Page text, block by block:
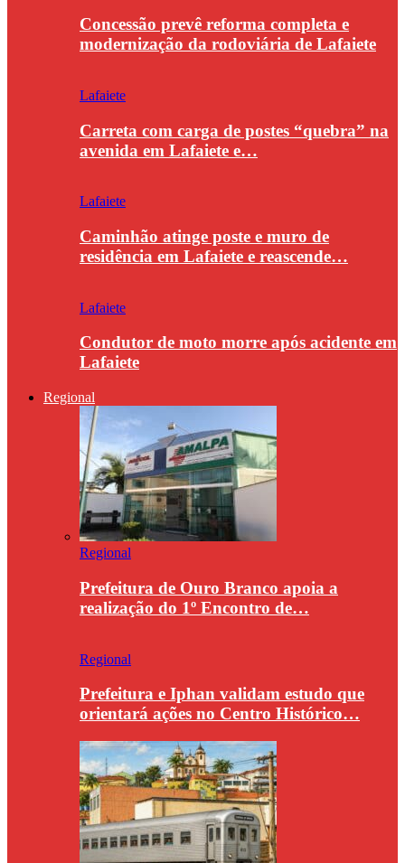
Concessão prevê reforma completa e
modernização da rodoviária de Lafaiete
Lafaiete
Carreta com carga de postes “quebra” na
avenida em Lafaiete e…
Lafaiete
Caminhão atinge poste e muro de
residência em Lafaiete e reascende…
Lafaiete
Condutor de moto morre após acidente em
Lafaiete
Regional
Regional
Prefeitura de Ouro Branco apoia a
realização do 1º Encontro de…
Regional
Prefeitura e Iphan validam estudo que
orientará ações no Centro Histórico…